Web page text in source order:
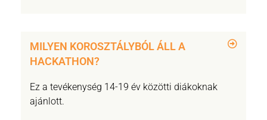
MILYEN KOROSZTÁLYBÓL ÁLL A
HACKATHON?
Ez a tevékenység 14-19 év közötti diákoknak
ajánlott.